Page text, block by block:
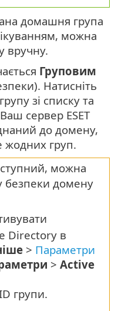
домашня група
можна
вручну.
Груповим
Натисніть
зі списку та
сервер ESET
до домену,
жодних груп.
можна
безпеки домену
Directory в
> Параметри
> Active
групи.